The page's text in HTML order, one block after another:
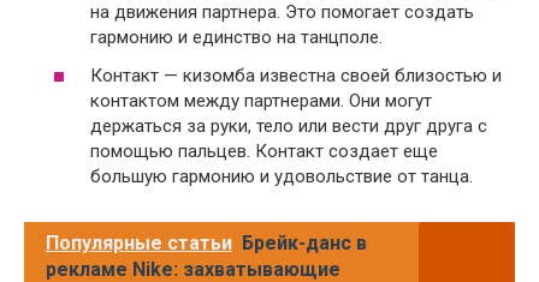
на движения партнера. Это помогает создать
гармонию и единство на танцполе.
Контакт — кизомба известна своей близостью и
контактом между партнерами. Они могут
держаться за руки, тело или вести друг друга с
помощью пальцев. Контакт создает еще
большую гармонию и удовольствие от танца.
Популярные статьи Брейк-данс в
рекламе Nike: захватывающие